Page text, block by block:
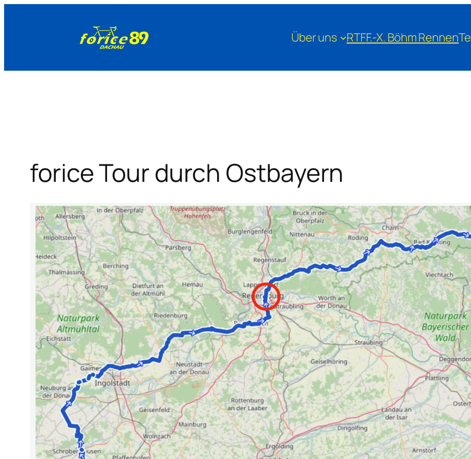
Über uns RTFF.-X. Böhm Rennen
forice Tour durch Ostbayern